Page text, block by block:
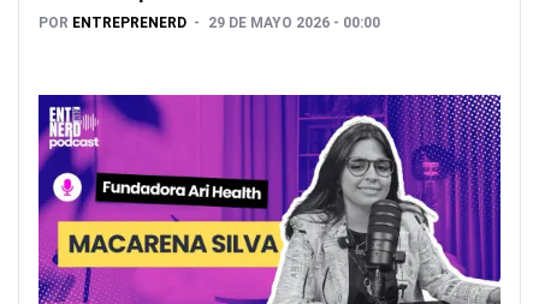
POR ENTREPRENERD 29 DE MAYO 2026 - 00:00